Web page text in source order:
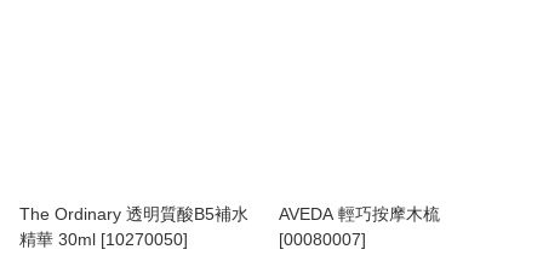
The Ordinary 透明質酸B5補水
精華 30ml [10270050]
AVEDA 輕巧按摩木梳
[00080007]